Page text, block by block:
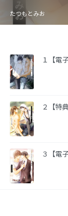
たつもとみお
１【電
２【特
３【電